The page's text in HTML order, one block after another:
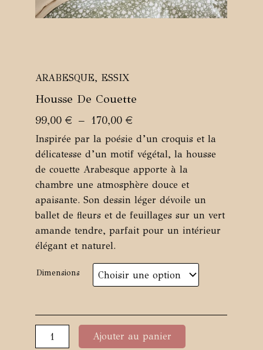
ARABESQUE, ESSIX
Housse De Couette
99,00 € – 170,00 €Plage
de
prix :
99,00 €
à
170,00 €
Inspirée par la poésie d’un croquis et la
délicatesse d’un motif végétal, la housse
de couette Arabesque apporte à la
chambre une atmosphère douce et
apaisante. Son dessin léger dévoile un
ballet de fleurs et de feuillages sur un vert
amande tendre, parfait pour un intérieur
élégant et naturel.
Dimensions
Ajouter au panier